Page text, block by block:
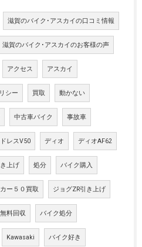
滋賀のバイク･アスカイの口コミ情報
滋賀のバイク･アスカイのお客様の声
アクセス アスカイ
シー 買取 動かない
中古車バイク 事故車
レスV50 ディオ ディオAF62
上げ 処分 バイク購入
ー５０買取 ジョグZR引き上げ
料回収 バイク処分
Kawasaki バイク好き